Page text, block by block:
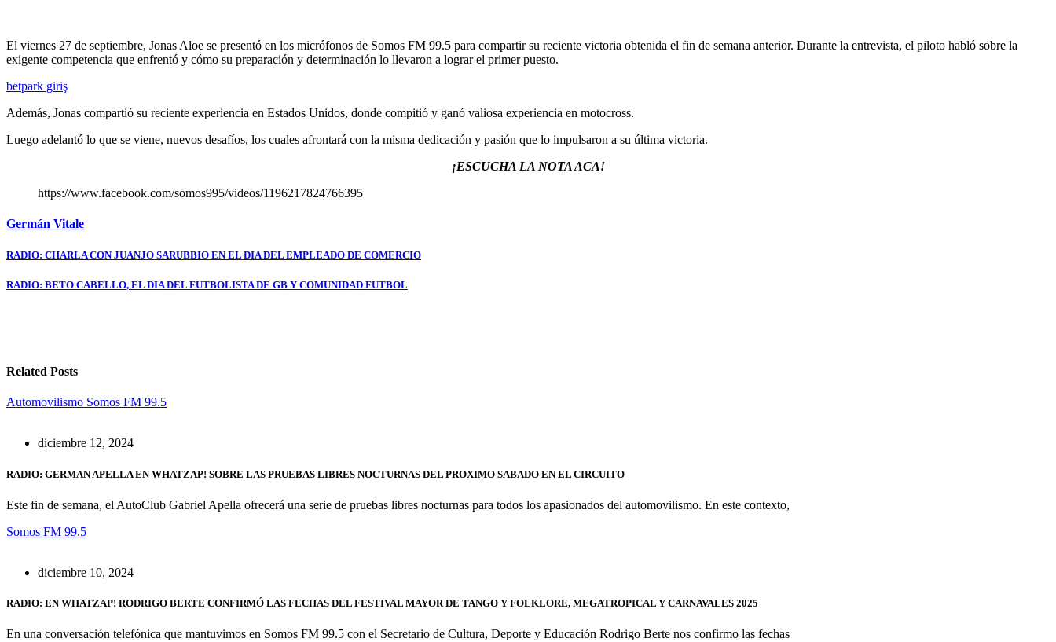
El viernes 27 de septiembre, Jonas Aloe se presentó en los micrófonos de Somos FM 99.5 para compartir su reciente victoria obtenida el fin de semana anterior. Durante la entrevista, el piloto habló sobre la
exigente competencia que enfrentó y cómo su preparación y determinación lo llevaron a lograr el primer puesto.
betpark giriş
Además, Jonas compartió su reciente experiencia en Estados Unidos, donde compitió y ganó valiosa experiencia en motocross.
Luego adelantó lo que se viene, nuevos desafíos, los cuales afrontará con la misma dedicación y pasión que lo impulsaron a su última victoria.
¡ESCUCHA LA NOTA ACA!
https://www.facebook.com/somos995/videos/1196217824766395
Germán Vitale
Navegación
de
RADIO: CHARLA CON JUANJO SARUBBIO EN EL DIA DEL EMPLEADO DE COMERCIO
RADIO: BETO CABELLO, EL DIA DEL FUTBOLISTA DE GB Y COMUNIDAD FUTBOL
Related Posts
Automovilismo Somos FM 99.5
diciembre 12, 2024
RADIO: GERMAN APELLA EN WHATZAP! SOBRE LAS PRUEBAS LIBRES NOCTURNAS DEL PROXIMO SABADO EN EL CIRCUITO
Este fin de semana, el AutoClub Gabriel Apella ofrecerá una serie de pruebas libres nocturnas para todos los apasionados del automovilismo. En este contexto,
Somos FM 99.5
diciembre 10, 2024
RADIO: EN WHATZAP! RODRIGO BERTE CONFIRMÓ LAS FECHAS DEL FESTIVAL MAYOR DE TANGO Y FOLKLORE, MEGATROPICAL Y CARNAVALES 2025
En una conversación telefónica que mantuvimos en Somos FM 99.5 con el Secretario de Cultura, Deporte y Educación Rodrigo Berte nos confirmo las fechas